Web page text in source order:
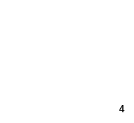
4